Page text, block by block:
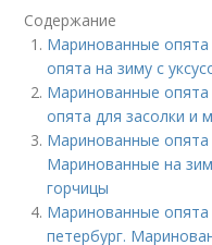
Содержание
Маринованные
опята на зиму с
Маринованные опята
опята для засолки и
Маринованные
Маринованные на
горчицы
Маринованные опята
петербург.